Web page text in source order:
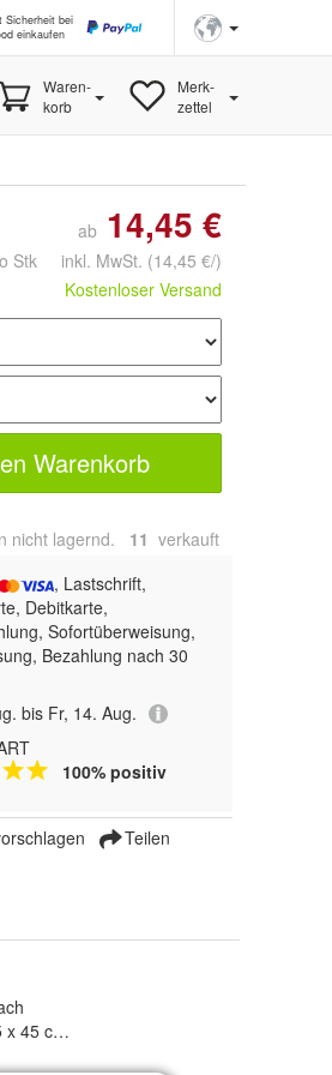
Sicherheit bei
einkaufen
Waren-
korb
Merk-
zettel
ab 14,45 €
Stk inkl. MwSt. (14,45 €/)
Kostenloser Versand
Warenkorb
nicht lagernd. 11 verkauft
, Lastschrift,
Debitkarte,
Sofortüberweisung,
Bezahlung nach 30
bis Fr, 14. Aug.
100% positiv
Teilen
6-fach